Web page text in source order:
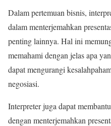
Dalam pertemuan bisnis,
dalam menterjemahkan
penting lainnya. Hal ini
memahami dengan jelas apa
dapat mengurangi
negosiasi.
Interpreter juga dapat
dengan menterjemahkan